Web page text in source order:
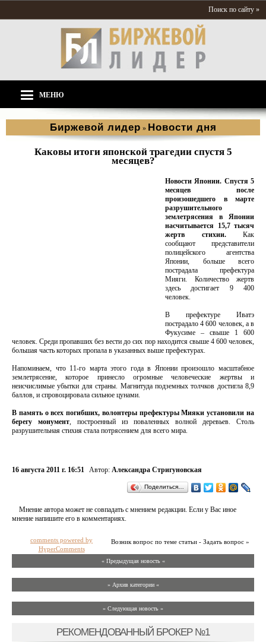
Поиск по сайту »
МЕНЮ
Биржевой лидер » Новости дня
Каковы итоги японской трагедии спустя 5
месяцев?
Новости Японии. Спустя 5
месяцев после
произошедшего в марте
разрушительного
землетрясения в Японии
насчитывается 15,7 тысяч
жертв стихии.Как
сообщают представители
полицейского агентства
Японии, больше всего
пострадала префектура
Мияги. Количество жертв
здесь достигает 9 400
человек.
В префектуре Иватэ
пострадало 4 600 человек, а в
Фукусиме – свыше 1 600
человек. Среди пропавших без вести до сих пор находится свыше 4 600 человек,
большая часть которых пропала в указанных выше префектурах.
Напоминаем, что 11-го марта этого года в Японии произошло масштабное
землетрясение, которое принесло огромные человеческие жертвы и
неисчислимые убытки для страны. Магнитуда подземных толчков достигла 8,9
баллов, и спровоцировала сильное цунами.
В память о всех погибших, волонтеры префектуры Мияки установили на
берегу монумент, построенный из поваленных волной деревьев. Столь
разрушительная стихия стала потрясением для всего мира.
16 августа 2011 г. 16:51 Автор: Александра Стригуновская
Поделиться…
Мнение автора может не совпадать с мнением редакции. Если у Вас иное
мнение напишите его в комментариях.
Возник вопрос по теме статьи - Задать вопрос »
comments powered by
HyperComments
« Предыдущая новость «
» Архив категории «
» Следующая новость »
РЕКОМЕНДОВАННЫЙ БРОКЕР №1